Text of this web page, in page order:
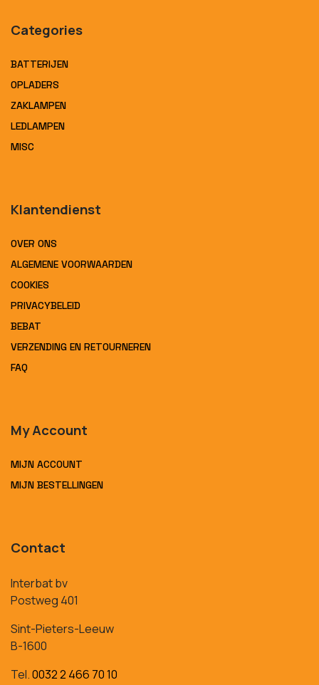
Categories
BATTERIJEN
OPLADERS
ZAKLAMPEN
LEDLAMPEN
MISC
Klantendienst
OVER ONS
ALGEMENE VOORWAARDEN
COOKIES
PRIVACYBELEID
BEBAT
VERZENDING EN RETOURNEREN
FAQ
My Account
MIJN ACCOUNT
MIJN BESTELLINGEN
Contact
Interbat bv
Postweg 401
Sint-Pieters-Leeuw
B-1600
Tel.0032 2 466 70 10